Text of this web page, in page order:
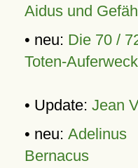
Aidus und
• neu: Die 70 /
Toten-
• Update: Jean
• neu: Adelinus
Bernacus